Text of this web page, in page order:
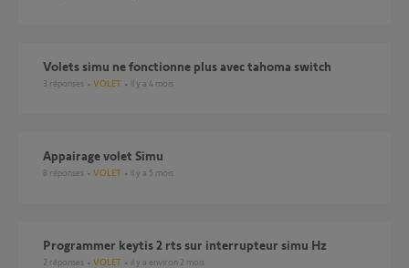
Volets simu ne fonctionne plus avec tahoma switch
3 réponses VOLET il y a 4 mois
Appairage volet Simu
8 réponses VOLET il y a 5 mois
Programmer keytis 2 rts sur interrupteur simu Hz
2 réponses VOLET il y a environ 2 mois